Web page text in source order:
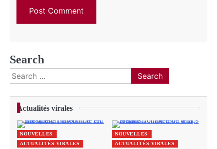
Search
Search
for:
Actualités virales
NOUVELLES
ACTUALITÉS VIRALES
NOUVELLES
ACTUALITÉS VIRALES